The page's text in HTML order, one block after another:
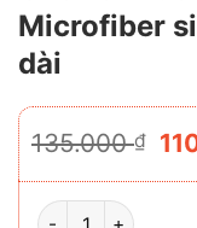
Microfiber
dài
135.000₫
là:
CHỔI LAU RỬA XE